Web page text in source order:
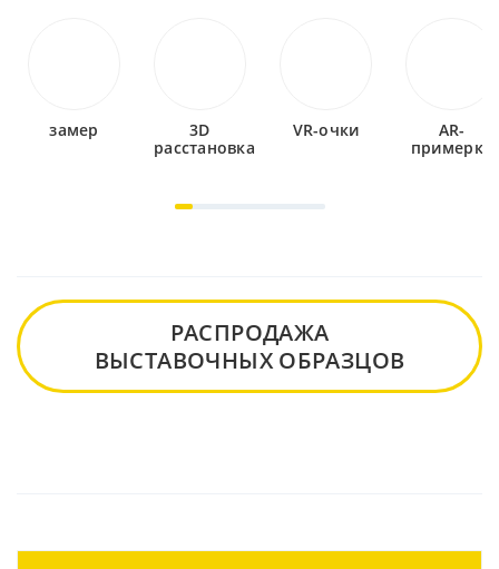
замер
3D
расстановка
VR-очки
AR-
примерка
РАСПРОДАЖА
ВЫСТАВОЧНЫХ ОБРАЗЦОВ